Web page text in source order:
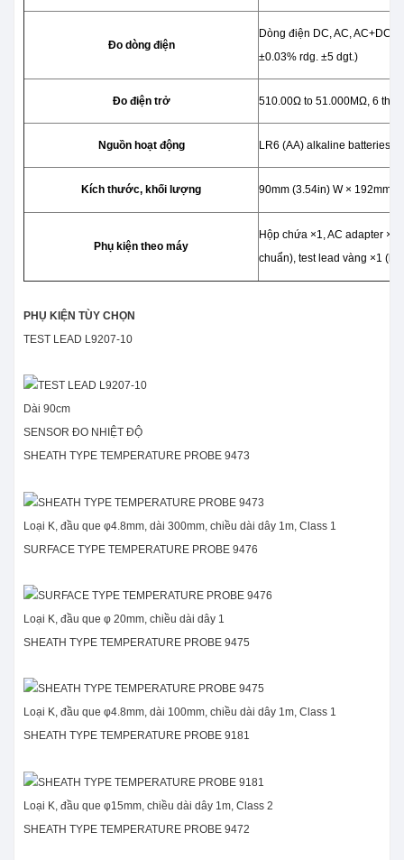
Đo dòng điện
Dòng điện DC, AC, AC+DC,
±0.03% rdg. ±5 dgt.)
Đo điện trở 510.00Ω to 51.000MΩ, 6
Nguồn hoạt động LR6 (AA) alkaline batteries
Kích thước, khối lượng 90mm (3.54in) W × 192mm
Phụ kiện theo máy
Hộp chứa ×1, AC adapter
chuẩn), test lead vàng ×1
PHỤ KIỆN TÙY CHỌN
TEST LEAD L9207-10
Dài 90cm
SENSOR ĐO NHIỆT ĐỘ
SHEATH TYPE TEMPERATURE PROBE 9473
Loại K, đầu que φ4.8mm, dài 300mm, chiều dài dây 1m, Class 1
SURFACE TYPE TEMPERATURE PROBE 9476
Loại K, đầu que φ 20mm, chiều dài dây 1
SHEATH TYPE TEMPERATURE PROBE 9475
Loại K, đầu que φ4.8mm, dài 100mm, chiều dài dây 1m, Class 1
SHEATH TYPE TEMPERATURE PROBE 9181
Loại K, đầu que φ15mm, chiều dài dây 1m, Class 2
SHEATH TYPE TEMPERATURE PROBE 9472